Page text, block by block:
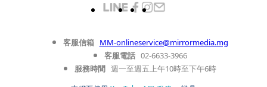
客服信箱 MM-onlineservice@mirrormedia.mg
客服電話 02-6633-3966
服務時間 週一至週五上午10時至下午6時